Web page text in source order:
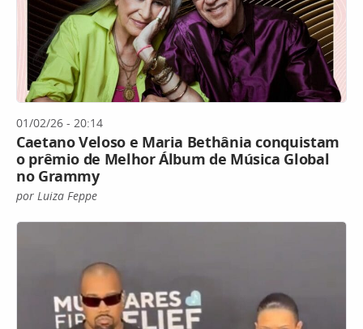
01/02/26 - 20:14
Caetano Veloso e Maria Bethânia conquistam
o prêmio de Melhor Álbum de Música Global
no Grammy
por Luiza Feppe